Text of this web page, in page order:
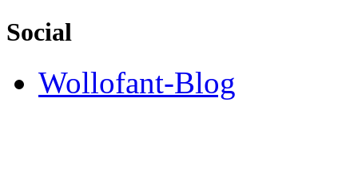
Social
Wollofant-Blog